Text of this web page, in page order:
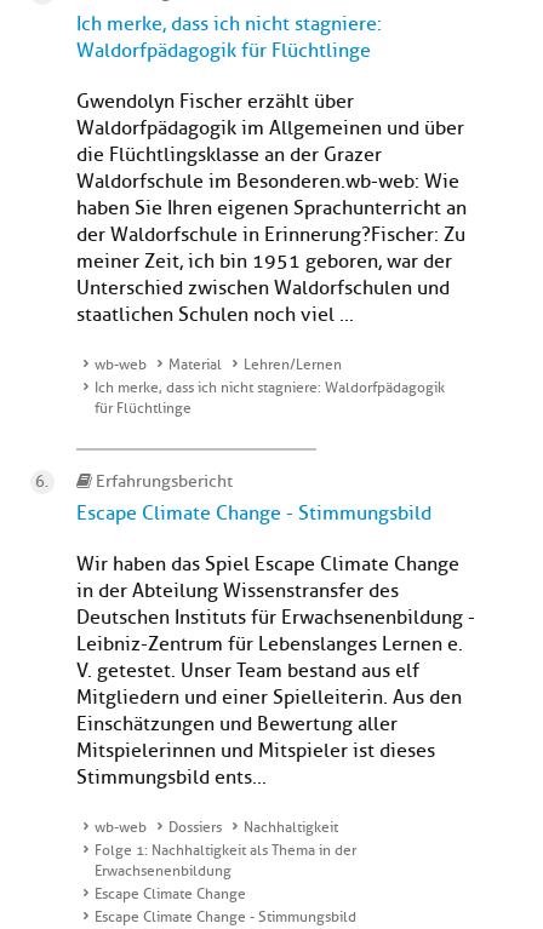
Ich merke, dass ich nicht stagniere:
Waldorfpädagogik für Flüchtlinge
Gwendolyn Fischer erzählt über
Waldorfpädagogik im Allgemeinen und über
die Flüchtlingsklasse an der Grazer
Waldorfschule im Besonderen.wb-web: Wie
haben Sie Ihren eigenen Sprachunterricht an
der Waldorfschule in Erinnerung?Fischer: Zu
meiner Zeit, ich bin 1951 geboren, war der
Unterschied zwischen Waldorfschulen und
staatlichen Schulen noch viel ...
wb-web Material
Lehren/Lernen
Ich merke, dass ich nicht stagniere: Waldorfpädagogik
für Flüchtlinge
Erfahrungsbericht
Escape Climate Change - Stimmungsbild
Wir haben das Spiel Escape Climate Change
in der Abteilung Wissenstransfer des
Deutschen Instituts für Erwachsenenbildung -
Leibniz-Zentrum für Lebenslanges Lernen e.
V. getestet. Unser Team bestand aus elf
Mitgliedern und einer Spielleiterin. Aus den
Einschätzungen und Bewertung aller
Mitspielerinnen und Mitspieler ist dieses
Stimmungsbild ents...
wb-web Dossiers
Nachhaltigkeit
Folge 1: Nachhaltigkeit als Thema in der
Erwachsenenbildung
Escape Climate Change
Escape Climate Change - Stimmungsbild